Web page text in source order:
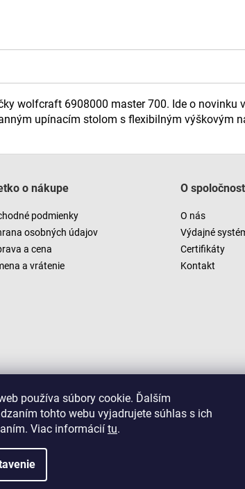
používa súbory cookie. Ďalším
tohto webu vyjadrujete súhlas s ich
Viac informácií tu.
wolfcraft 6908000 master 700. Ide o
upínacím stolom s flexibilným výškovým
o nákupe
podmienky
osobných údajov
a cena
a vrátenie
O
O nás
Výdajné
Certifikáty
Kontakt